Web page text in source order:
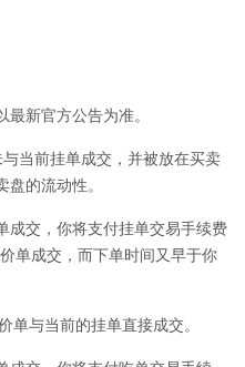
新官方公告为准。
当前挂单成交，并被放在买卖
的流动性。
成交，你将支付挂单交易手续费
单成交，而下单时间又早于你
单与当前的挂单直接成交。